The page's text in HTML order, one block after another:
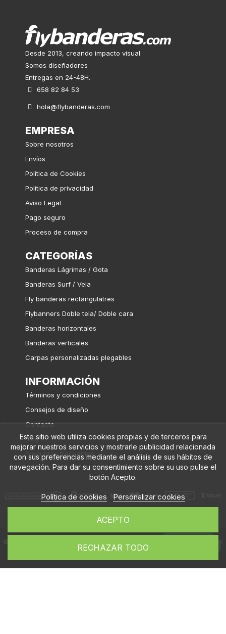
Desde 2013, creando impacto visual
Somos diseñadores
Entregas en 24-48H.
658 82 84 53
hola@flybanderas.com
EMPRESA
Sobre nosotros
Envíos
Política de Cookies
Política de privacidad
Aviso Legal
Pago seguro
Proceso de compra
CATEGORÍAS
Banderas Lágrimas / Gota
Banderas Surf / Vela
Fly banderas rectangulatres
Flybanners Doble tela/ Doble cara
Banderas horizontales
Banderas verticales
Carpas personalizadas plegables
INFORMACIÓN
Términos y condiciones
Consejos de diseño
Contacto
Blog
Preguntas frecuentes
Este sitio web utiliza cookies propias y de terceros para
mejorar nuestros servicios y mostrarle publicidad relacionada
con sus preferencias mediante el análisis de sus hábitos de
navegación. Para dar su consentimiento sobre su uso pulse el
botón Acepto.
Política de cookies Personalizar cookies
RECHAZAR TODO
ACEPTO